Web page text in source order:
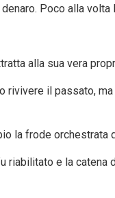
Poco alla volta
alla sua vera
il passato,
la frode orchestrata
e la